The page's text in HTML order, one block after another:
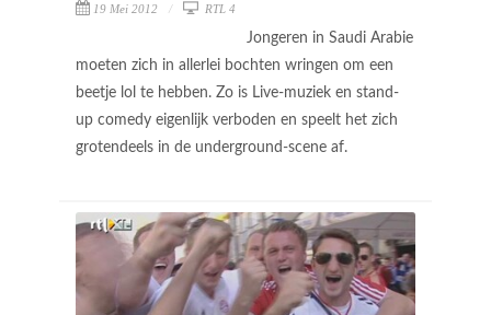
19 Mei 2012 RTL 4
Jongeren in Saudi Arabie
moeten zich in allerlei bochten wringen om een
beetje lol te hebben. Zo is Live-muziek en stand-
up comedy eigenlijk verboden en speelt het zich
grotendeels in de underground-scene af.